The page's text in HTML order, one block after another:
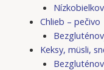
Chlieb – pečivo
Keksy, müsli,